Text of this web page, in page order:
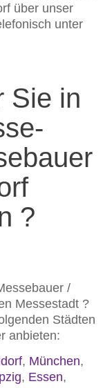
über unser
unter
Sie in
?
/
Messestadt ?
Städten
anbieten:
, München,
, Essen,